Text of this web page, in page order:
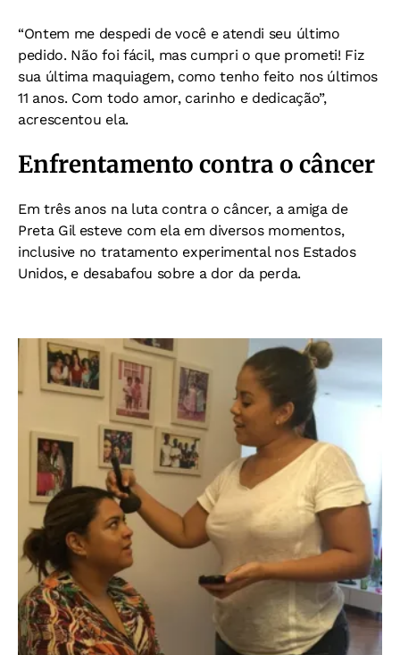
“Ontem me despedi de você e atendi seu último
pedido. Não foi fácil, mas cumpri o que prometi! Fiz
sua última maquiagem, como tenho feito nos últimos
11 anos. Com todo amor, carinho e dedicação”,
acrescentou ela.
Enfrentamento contra o câncer
Em três anos na luta contra o câncer, a amiga de
Preta Gil esteve com ela em diversos momentos,
inclusive no tratamento experimental nos Estados
Unidos, e desabafou sobre a dor da perda.